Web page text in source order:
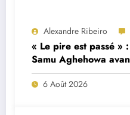
Alexandre Ribeiro
« Le pire est passé »
Samu Aghehowa
Porto ?
6 Août 2026